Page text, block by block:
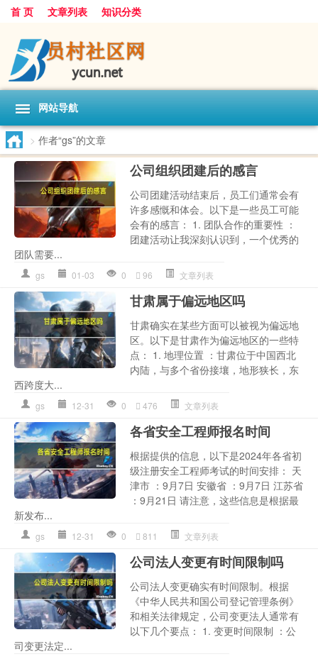
首 页 文章列表 知识分类
网站导航
> 作者“gs”的文章
公司组织团建后的感言
公司团建活动结束后，员工们通常会有
许多感慨和体会。以下是一些员工可能
会有的感言： 1. 团队合作的重要性 ：
团建活动让我深刻认识到，一个优秀的
团队需要...
gs 01-03 0 96 文章列表
甘肃属于偏远地区吗
甘肃确实在某些方面可以被视为偏远地
区。以下是甘肃作为偏远地区的一些特
点： 1. 地理位置 ：甘肃位于中国西北
内陆，与多个省份接壤，地形狭长，东
西跨度大...
gs 12-31 0 476 文章列表
各省安全工程师报名时间
根据提供的信息，以下是2024年各省初
级注册安全工程师考试的时间安排： 天
津市 ：9月7日 安徽省 ：9月7日 江苏省
：9月21日 请注意，这些信息是根据最
新发布...
gs 12-31 0 811 文章列表
公司法人变更有时间限制吗
公司法人变更确实有时间限制。根据
《中华人民共和国公司登记管理条例》
和相关法律规定，公司变更法人通常有
以下几个要点： 1. 变更时间限制 ：公
司变更法定...